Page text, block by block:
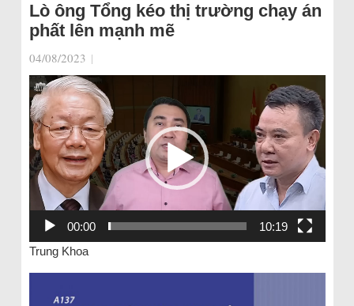
Lò ông Tổng kéo thị trường chạy án
phất lên mạnh mẽ
04/08/2023 |
Video-
Player
00:00
10:19
Trung Khoa